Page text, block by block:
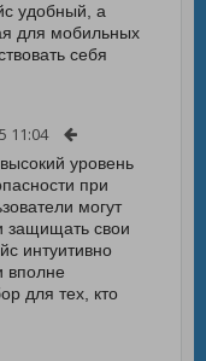
удобный, а
для мобильных
себя
11:04
уровень
при
могут
защищать свои
интуитивно
вполне
для тех, кто